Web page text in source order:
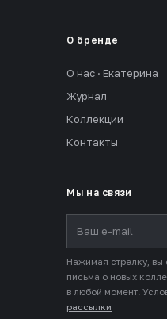
О бренде
О нас · Екатерина
Журнал
Коллекции
Контакты
Мы на связи
Нажимая стрелку, вы
письма о новых
в любой момент.
рассылки